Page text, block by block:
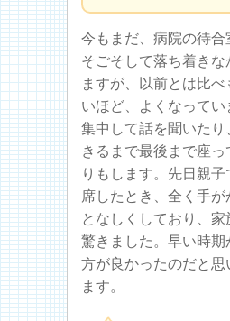
今もまだ、病院の待合
そごそして落ち着きな
ますが、以前とは比
いほど、よくなってい
集中して話を聞いたり
きるまで最後まで座
りもします。先日親子
席したとき、全く手が
となしくしており、家
驚きました。早い時期
方が良かったのだと思
ます。